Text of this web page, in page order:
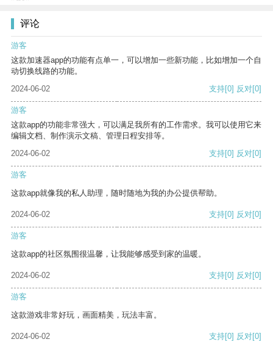
评论
游客
这款加速器app的功能有点单一，可以增加一些新功能，比如增加一个自
动切换线路的功能。
2024-06-02
支持[0] 反对[0]
游客
这款app的功能非常强大，可以满足我所有的工作需求。我可以使用它来
编辑文档、制作演示文稿、管理日程安排等。
2024-06-02
支持[0] 反对[0]
游客
这款app就像我的私人助理，随时随地为我的办公提供帮助。
2024-06-02 支持[0] 反对[0]
游客
这款app的社区氛围很温馨，让我能够感受到家的温暖。
2024-06-02 支持[0] 反对[0]
游客
这款游戏非常好玩，画面精美，玩法丰富。
2024-06-02 支持[0] 反对[0]